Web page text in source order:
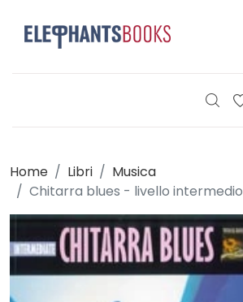
Home Libri
Musica
Chitarra blues - livello intermedio